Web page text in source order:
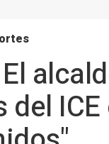
El
del